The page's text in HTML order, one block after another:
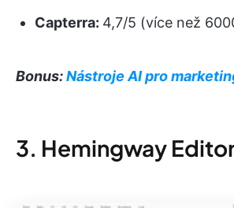
Capterra: 4,7/5 (více než
Bonus:Nástroje AI pro
3. Hemingway